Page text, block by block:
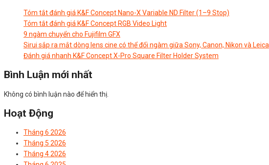
Tóm tắt đánh giá K&F Concept Nano-X Variable ND Filter (1–9 Stop)
Tóm tắt đánh giá K&F Concept RGB Video Light
9 ngàm chuyển cho Fujifilm GFX
Sirui sắp ra mắt dòng lens cine có thể đổi ngàm giữa Sony, Canon, Nikon và Leica
Đánh giá nhanh K&F Concept X-Pro Square Filter Holder System
Bình Luận mới nhất
Không có bình luận nào để hiển thị.
Hoạt Động
Tháng 6 2026
Tháng 5 2026
Tháng 4 2026